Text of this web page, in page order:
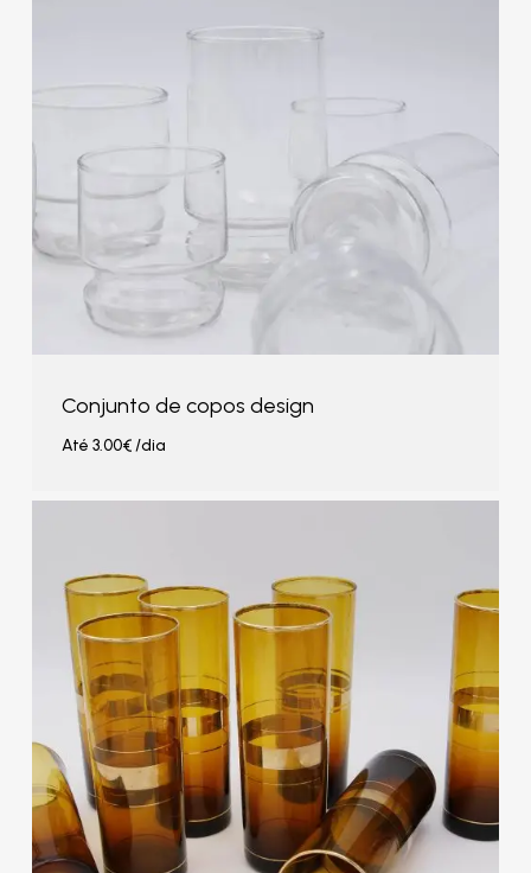
Conjunto de copos design
Até 3.00€/dia